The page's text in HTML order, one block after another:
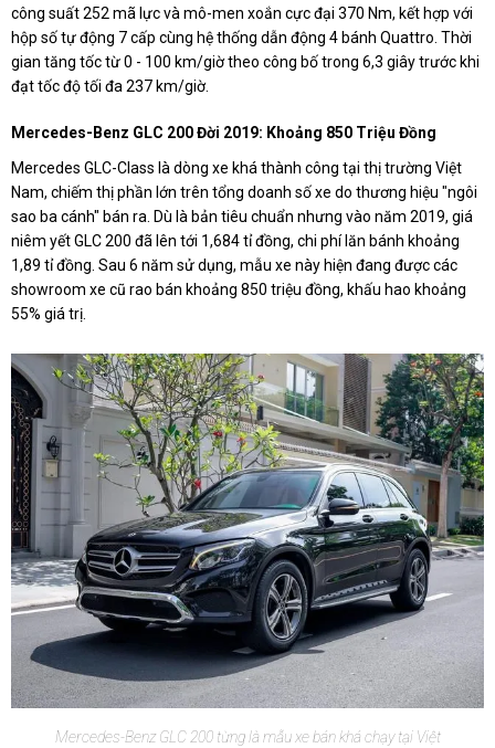
công suất 252 mã lực và mô-men xoắn cực đại 370 Nm, kết hợp với
hộp số tự động 7 cấp cùng hệ thống dẫn động 4 bánh Quattro. Thời
gian tăng tốc từ 0 - 100 km/giờ theo công bố trong 6,3 giây trước khi
đạt tốc độ tối đa 237 km/giờ.
Mercedes-Benz GLC 200 Đời 2019: Khoảng 850 Triệu Đồng
Mercedes GLC-Class là dòng xe khá thành công tại thị trường Việt
Nam, chiếm thị phần lớn trên tổng doanh số xe do thương hiệu "ngôi
sao ba cánh" bán ra. Dù là bản tiêu chuẩn nhưng vào năm 2019, giá
niêm yết GLC 200 đã lên tới 1,684 tỉ đồng, chi phí lăn bánh khoảng
1,89 tỉ đồng. Sau 6 năm sử dụng, mẫu xe này hiện đang được các
showroom xe cũ rao bán khoảng 850 triệu đồng, khấu hao khoảng
55% giá trị.
Mercedes-Benz GLC 200 từng là mẫu xe bán khá chạy tại Việt